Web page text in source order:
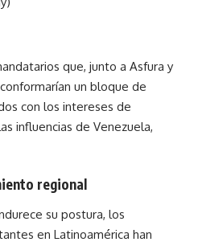
que, junto a Asfura y
un bloque de
con los intereses de
influencias de Venezuela,
regional
su postura, los
en Latinoamérica han